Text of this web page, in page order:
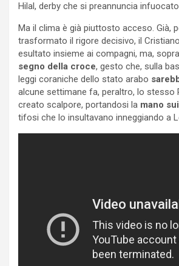
Hilal, derby che si preannuncia
Ma il clima è già piuttosto acceso. Già,
trasformato il rigore decisivo, il
esultato insieme ai compagni, ma,
segno della croce, gesto che, sulla
leggi coraniche dello stato arabo
alcune settimane fa, peraltro, lo stesso
creato scalpore, portandosi la mano
tifosi che lo insultavano inneggiando a